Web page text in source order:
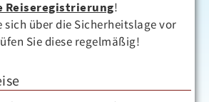
Reiseregistrierung!
sich über die Sicherheitslage vor
Sie diese regelmäßig!